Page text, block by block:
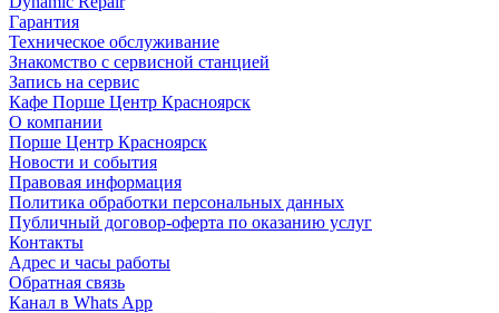
Гарантия
Техническое обслуживание
Знакомство с сервисной станцией
Запись на сервис
Кафе Порше Центр Красноярск
О компании
Порше Центр Красноярск
Новости и события
Правовая информация
Политика обработки персональных данных
Публичный договор-оферта по оказанию услуг
Контакты
Адрес и часы работы
Обратная связь
Канал в Whats App